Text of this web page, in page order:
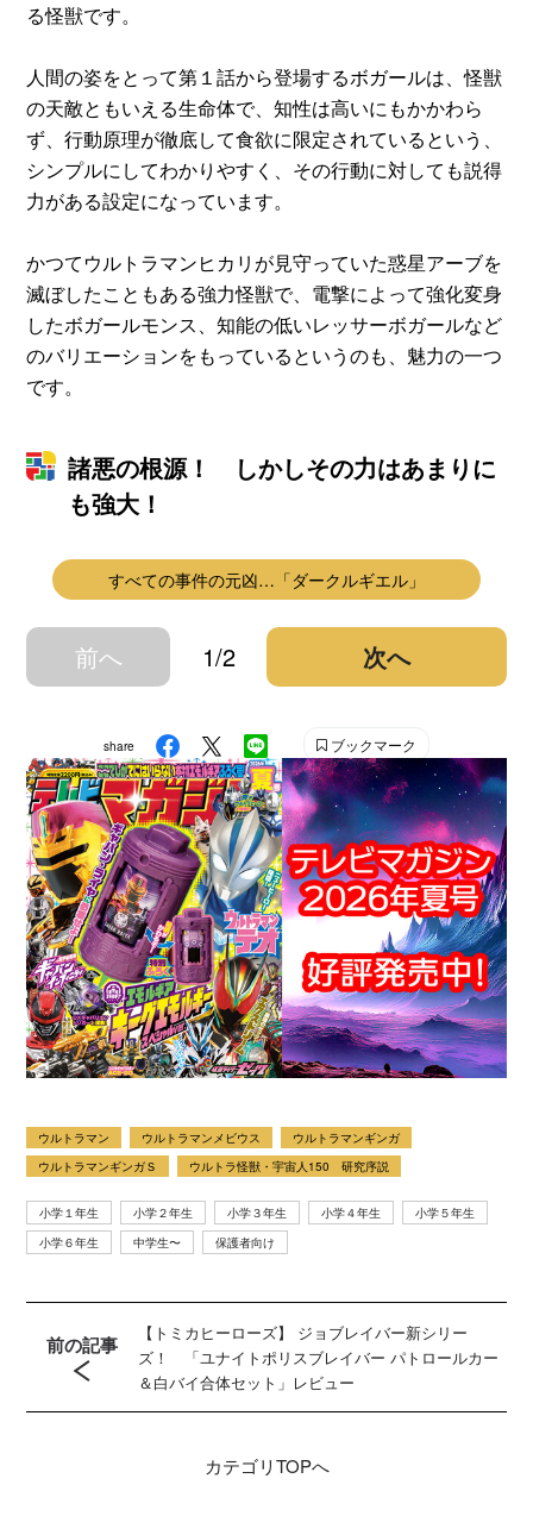
る怪獣です。
人間の姿をとって第１話から登場するボガールは、怪獣
の天敵ともいえる生命体で、知性は高いにもかかわら
ず、行動原理が徹底して食欲に限定されているという、
シンプルにしてわかりやすく、その行動に対しても説得
力がある設定になっています。
かつてウルトラマンヒカリが見守っていた惑星アーブを
滅ぼしたこともある強力怪獣で、電撃によって強化変身
したボガールモンス、知能の低いレッサーボガールなど
のバリエーションをもっているというのも、魅力の一つ
です。
諸悪の根源！ しかしその力はあまりに
も強大！
すべての事件の元凶…「ダークルギエル」
前へ 1/2 次へ
share ブックマーク
ウルトラマン ウルトラマンメビウス
ウルトラマンギンガ
ウルトラマンギンガＳ
ウルトラ怪獣・宇宙人150 研究序説
小学１年生 小学２年生 小学３年生 小学４年生
小学５年生
小学６年生
中学生〜 保護者向け
前の記事
【トミカヒーローズ】 ジョブレイバー新シリー
ズ！ 「ユナイトポリスブレイバー パトロールカー
＆白バイ合体セット」レビュー
カテゴリTOPへ